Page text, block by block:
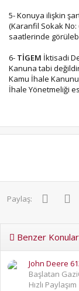
5- Konuya ilişkin
(Karanfil Sokak No:
saatlerinde
6- TİGEM İktisadi
Kanuna tabi
Kamu İhale
İhale Yönetmeliği
Paylaş:
Benzer Konular
John Deere
Başlatan
Hızlı Paylaşım